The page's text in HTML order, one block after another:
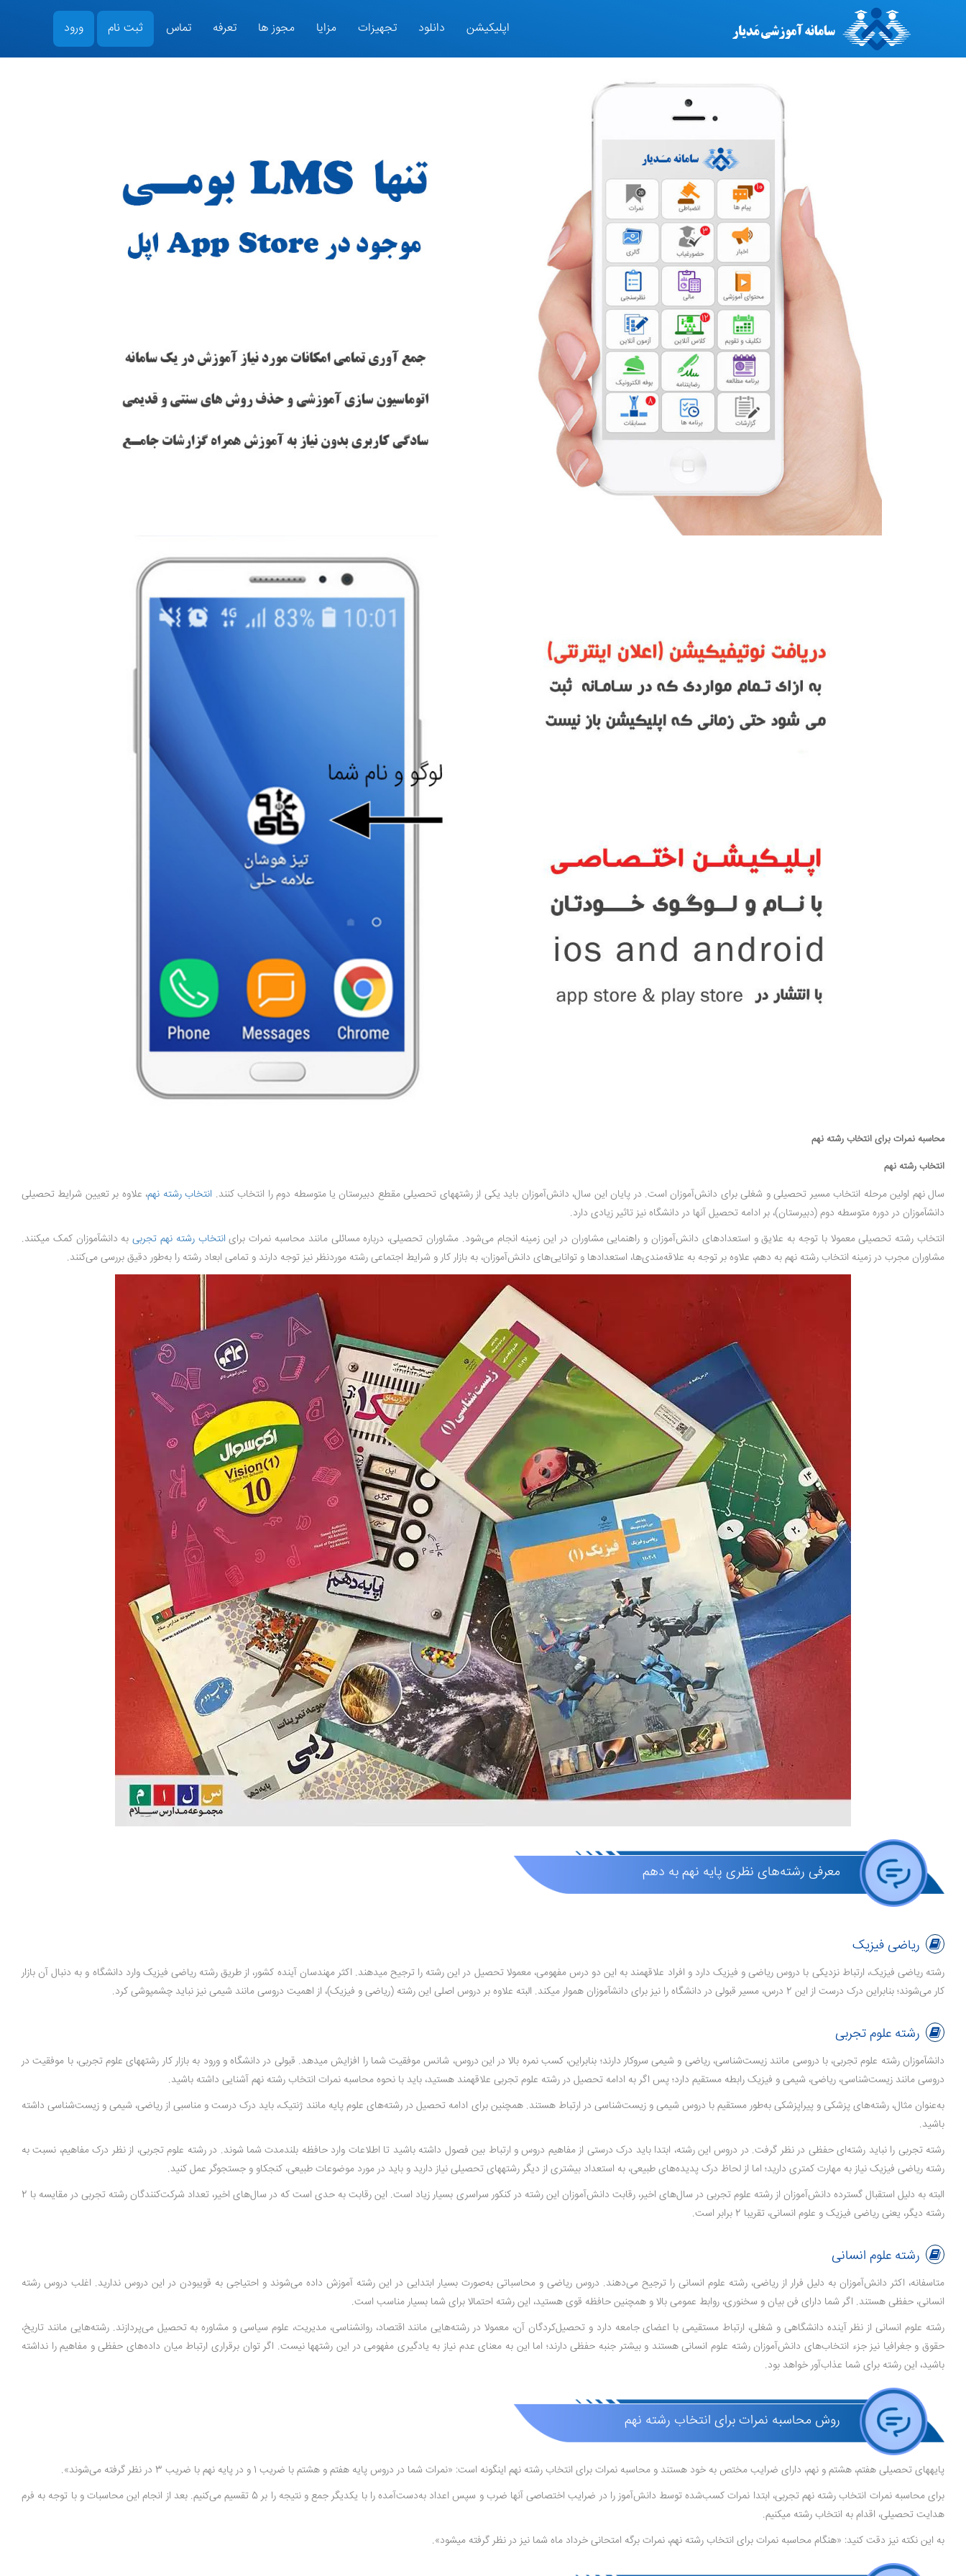
اپلیکیشن دانلود تجهیزات مزایا مجوز ها تعرفه تماس ثبت نام ورود
محاسبه نمرات برای انتخاب رشته نهم
انتخاب رشته نهم
سال نهم اولین‌ مرحله انتخاب مسیر تحصیلی و شغلی برای دانش‌آموزان است. در پایان این سال، دانش‌آموزان باید یکی از رشته­های تحصیلی مقطع دبیرستان یا متوسطه دوم را انتخاب کنند. انتخاب رشته نهم، علاوه بر تعیین شرایط تحصیلی
دانش­آموزان در دوره متوسطه دوم (دبیرستان)، بر ادامه تحصیل آن­ها در دانشگاه نیز تاثیر زیادی دارد.
انتخاب رشته تحصیلی معمولا با توجه به علایق و استعدادهای دانش‌آموزان و راهنمایی مشاوران در این زمینه انجام می‌شود. مشاوران تحصیلی، درباره مسائلی مانند محاسبه نمرات برایانتخاب رشته نهم تجربیبه دانش­آموزان کمک می­کنند.
مشاوران مجرب در زمینه انتخاب رشته نهم به دهم، علاوه بر توجه به علاقه‌مندی‌ها، استعدادها و توانایی‌های دانش‌آموزان، به بازار کار و شرایط اجتماعی رشته موردنظر نیز توجه دارند و تمامی ابعاد رشته را به‌طور دقیق بررسی می‌کنند.
معرفی رشته‌های نظری پایه نهم به دهم
ریاضی فیزیک
رشته ریاضی فیزیک، ارتباط نزدیکی با دروس ریاضی و فیزیک دارد و افراد علاقه­مند به این دو درس مفهومی، معمولا تحصیل در این رشته را ترجیح می­دهند. اکثر مهندسان آینده کشور، از طریق رشته ریاضی فیزیک وارد دانشگاه و به دنبال آن بازار
کار می‌شوند؛ بنابراین درک درست از این 2 درس، مسیر قبولی در دانشگاه را نیز برای دانش­آموزان هموار می­کند. البته علاوه بر دروس اصلی این رشته (ریاضی و فیزیک)، از اهمیت دروسی مانند شیمی نیز نباید چشم­پوشی کرد.
رشته علوم تجربی
دانش­آموزان رشته علوم تجربی، با دروسی مانند زیست‌شناسی، ریاضی و شیمی سروکار دارند؛ بنابراین، کسب نمره بالا در این دروس، شانس موفقیت شما را افزایش می­دهد. قبولی در دانشگاه و ورود به بازار کار رشته­های علوم تجربی، با موفقیت در
دروسی مانند زیست‌شناسی، ریاضی، شیمی و فیزیک رابطه مستقیم دارد؛ پس اگر به ادامه تحصیل در رشته علوم تجربی علاقه­مند هستید، باید با نحوه محاسبه نمرات انتخاب رشته نهم آشنایی داشته باشید.
به‌عنوان مثال، رشته‌های پزشکی و پیراپزشکی به‌طور مستقیم با دروس شیمی و زیست‌شناسی در ارتباط هستند. همچنین برای ادامه تحصیل در رشته‌های علوم پایه مانند ژنتیک، باید درک درست و مناسبی از ریاضی، شیمی و زیست‌شناسی داشته
باشید.
رشته تجربی را نباید رشته‌ای حفظی در نظر گرفت. در دروس این رشته، ابتدا باید درک درستی از مفاهیم دروس و ارتباط بین فصول داشته باشید تا اطلاعات وارد حافظه بلندمدت شما شوند. در رشته علوم تجربی، از نظر درک مفاهیم، نسبت به
رشته ریاضی فیزیک نیاز به مهارت کمتری دارید؛ اما از لحاظ درک پدیده‌های طبیعی، به استعداد بیشتری از دیگر رشته­های تحصیلی نیاز دارید و باید در مورد موضوعات طبیعی، کنجکاو و جستجوگر عمل کنید.
البته به دلیل استقبال گسترده دانش‌آموزان از رشته علوم تجربی در سال‌های اخیر، رقابت دانش‌آموزان این رشته در کنکور سراسری بسیار زیاد است. این رقابت به حدی است که در سال‌های اخیر، تعداد شرکت‌کنندگان رشته تجربی در مقایسه با 2
رشته دیگر، یعنی ریاضی فیزیک و علوم انسانی، تقریبا 2 برابر است.
رشته علوم انسانی
متاسفانه، اکثر دانش‌آموزان به دلیل فرار از ریاضی، رشته علوم انسانی را ترجیح می‌دهند. دروس ریاضی و محاسباتی به‌صورت بسیار ابتدایی در این رشته آموزش داده می‌شوند و احتیاجی به قوی­بودن در این دروس ندارید. اغلب دروس رشته
انسانی، حفظی هستند. اگر شما دارای فن بیان و سخنوری، روابط عمومی بالا و همچنین حافظه قوی هستید، این رشته احتمالا برای شما بسیار مناسب است.
رشته علوم انسانی از نظر آینده دانشگاهی و شغلی، ارتباط مستقیمی با اعضای جامعه دارد و تحصیل‌کردگان آن، معمولا در رشته‌هایی مانند اقتصاد، روانشناسی، مدیریت، علوم سیاسی و مشاوره به تحصیل می‌پردازند. رشته‌هایی مانند تاریخ،
حقوق و جغرافیا نیز جزء انتخاب‌های دانش‌آموزان رشته علوم انسانی هستند و بیشتر جنبه حفظی دارند؛ اما این به معنای عدم نیاز به یادگیری مفهومی در این رشته­ها نیست. اگر توان برقراری ارتباط میان داده‌های حفظی و مفاهیم را نداشته
باشید، این رشته برای شما عذاب‌آور خواهد بود.
روش محاسبه نمرات برای انتخاب رشته نهم
پایه­های تحصیلی هفتم، هشتم و نهم، دارای ضرایب مختص به خود هستند و محاسبه نمرات برای انتخاب رشته نهم این­گونه است: «نمرات شما در دروس پایه هفتم و هشتم با ضریب 1 و در پایه نهم با ضریب 3 در نظر گرفته می‌شوند».
برای محاسبه نمرات انتخاب رشته نهم تجربی، ابتدا نمرات کسب‌شده توسط دانش‌آموز را در ضرایب اختصاصی‌ آن­ها ضرب و سپس اعداد به‌دست‌آمده را با یکدیگر جمع و نتیجه را بر 5 تقسیم می‌کنیم. بعد از انجام این محاسبات و با توجه به فرم
هدایت تحصیلی، اقدام به انتخاب رشته می­کنیم.
به این نکته نیز دقت کنید: «هنگام محاسبه نمرات برای انتخاب رشته نهم، نمرات برگه امتحانی خرداد ماه شما نیز در نظر گرفته می­شود».